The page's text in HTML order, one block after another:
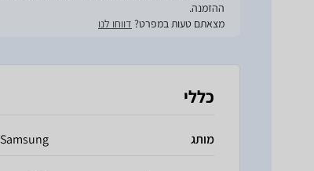
ההזמנה.
מצאתם טעות במפרט? דווחו לנו
כללי
מותג Samsung